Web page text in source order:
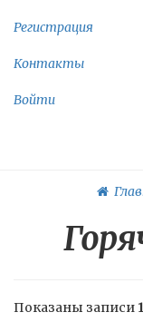
Регистрация
Контакты
Войти
Показаны записи